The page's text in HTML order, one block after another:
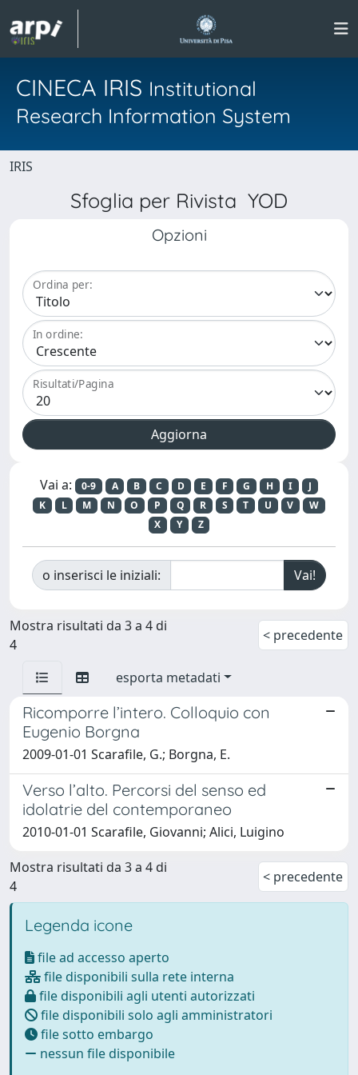
CINECA IRIS Institutional
Research Information System
IRIS
Sfoglia per Rivista YOD
Opzioni
Ordina per:
In ordine:
Risultati/Pagina
Vai a: 0-9 A B C D E F G H I
J
K
L M N O P Q R S T U V
W
X
Y Z
o inserisci le iniziali:
Mostra risultati da 3 a 4 di
4
< precedente
esporta metadati
Ricomporre l’intero. Colloquio con
Eugenio Borgna
2009-01-01 Scarafile, G.; Borgna, E.
Verso l’alto. Percorsi del senso ed
idolatrie del contemporaneo
2010-01-01 Scarafile, Giovanni; Alici, Luigino
Mostra risultati da 3 a 4 di
4
< precedente
Legenda icone
file ad accesso aperto
file disponibili sulla rete interna
file disponibili agli utenti autorizzati
file disponibili solo agli amministratori
file sotto embargo
nessun file disponibile